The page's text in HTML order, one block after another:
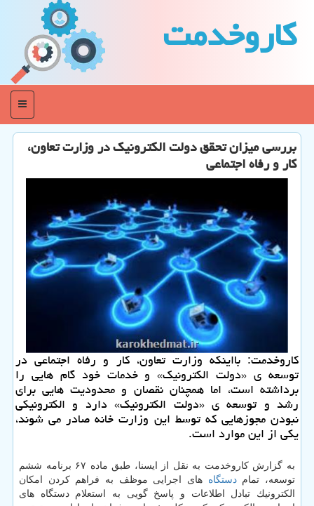
كاروخدمت
منو
بررسی میزان تحقق دولت الكترونیك در وزارت تعاون،
كار و رفاه اجتماعی
كاروخدمت: بااینكه وزارت تعاون، كار و رفاه اجتماعی در
توسعه ی «دولت الكترونیك» و خدمات خود گام هایی را
برداشته است، اما همچنان نقصان و محدودیت هایی برای
رشد و توسعه ی «دولت الكترونیك» دارد و الكترونیكی
نبودن مجوزهایی كه توسط این وزارت خانه صادر می شوند،
یكی از این موارد است.
به گزارش كاروخدمت به نقل از ایسنا، طبق ماده ۶۷ برنامه ششم
توسعه، تمامدستگاه های اجرایی موظف به فراهم كردن امكان
الكترونیك تبادل اطلاعات و پاسخ گویی به استعلام­ دستگاه­ های